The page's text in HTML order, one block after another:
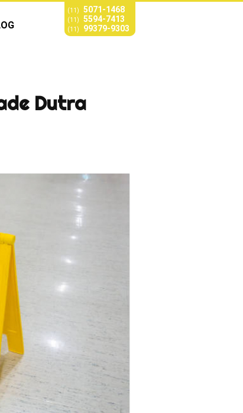
(11) 5071-1468
(11) 5594-7413
(11) 99379-9303
Dutra